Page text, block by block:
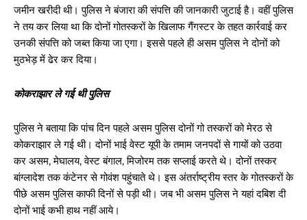
जमीन खरीदी थी। पुलिस ने बंजारा की संपत्ति की जानकारी जुटाई है। वहीं पुलिस
ने तय कर लिया था कि दोनों गोतस्करों के खिलाफ गैंगस्टर के तहत कार्रवाई कर
उनकी संपत्ति को जब्त किया जा एगा। इससे पहले ही असम पुलिस ने दोनों को
मुठभेड़ में ढेर कर दिया।
कोकराझार ले गई थी पुलिस
पुलिस ने बताया कि पांच दिन पहले असम पुलिस दोनों गो तस्करों को मेरठ से
कोकराझार ले गई थी। दोनों भाई वेस्ट यूपी के तमाम जनपदों से गायों को उठवा
कर असम, मेघालय, वेस्ट बंगाल, मिजोरम तक सप्लाई करते थे। दोनों तस्कर
बांग्लादेश तक कंटेनर से गोवंश पहुंचाते थे। इस अंतर्राष्ट्रीय स्तर के गोतस्करों के
पीछे असम पुलिस काफी दिनों से पड़ी थी। जब भी असम पुलिस ने यहां दबिश दी
दोनों भाई कभी हाथ नहीं आये।